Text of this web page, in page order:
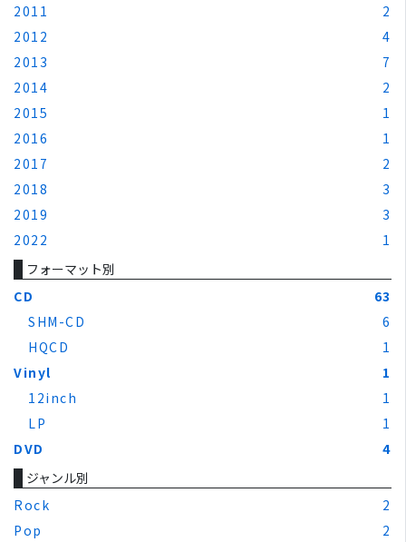
2011
2
2012
4
2013
7
2014
2
2015
1
2016
1
2017
2
2018
3
2019
3
2022
1
フォーマット別
CD
63
SHM-CD
6
HQCD
1
Vinyl
1
12inch
1
LP
1
DVD
4
ジャンル別
Rock
2
Pop
2